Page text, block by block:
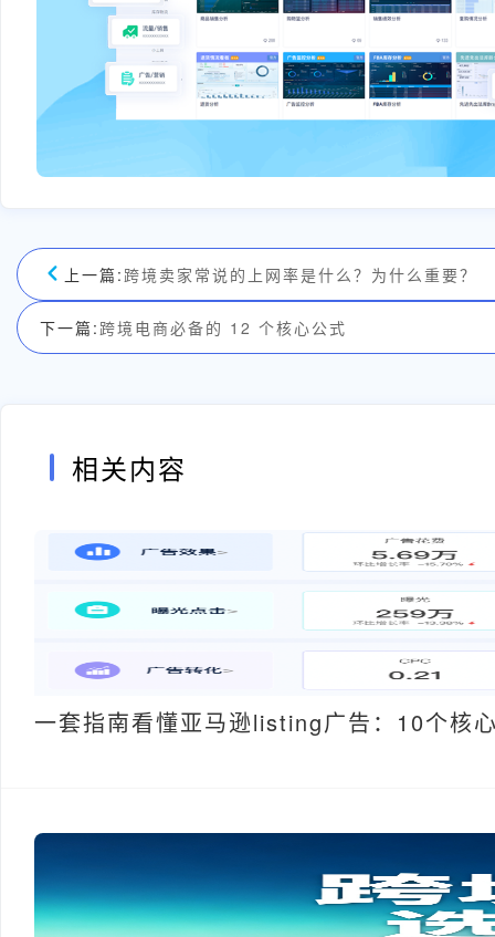
上一篇: 跨境卖家常说的上网率是什么？为什么重要？
下一篇: 跨境电商必备的 12 个核心公式
相关内容
一套指南看懂亚马逊listing广告：10个核